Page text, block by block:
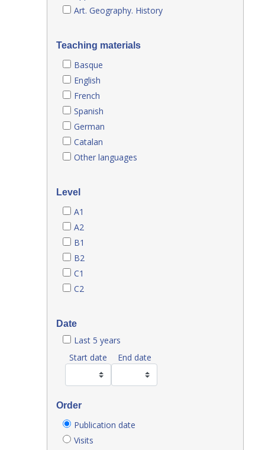
Art. Geography. History
Teaching materials
Basque
English
French
Spanish
German
Catalan
Other languages
Level
A1
A2
B1
B2
C1
C2
Date
Last 5 years
Start date
End date
Order
Publication date
Visits